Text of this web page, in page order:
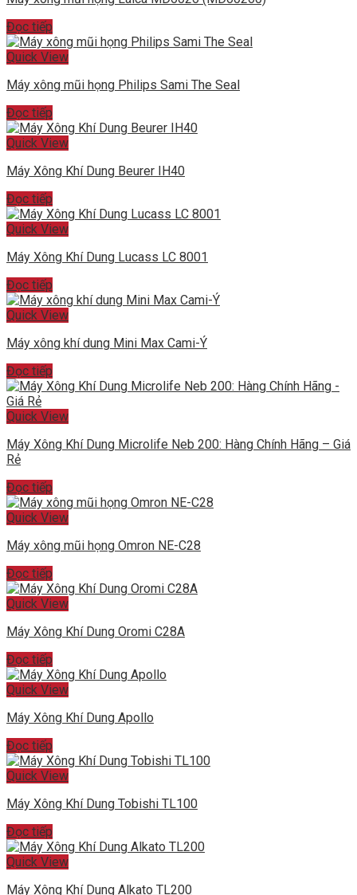
Đọc tiếp
Quick View
Máy xông mũi họng Philips Sami The Seal
Đọc tiếp
Quick View
Máy Xông Khí Dung Beurer IH40
Đọc tiếp
Quick View
Máy Xông Khí Dung Lucass LC 8001
Đọc tiếp
Quick View
Máy xông khí dung Mini Max Cami-Ý
Đọc tiếp
Quick View
Máy Xông Khí Dung Microlife Neb 200: Hàng Chính Hãng – Giá
Rẻ
Đọc tiếp
Quick View
Máy xông mũi họng Omron NE-C28
Đọc tiếp
Quick View
Máy Xông Khí Dung Oromi C28A
Đọc tiếp
Quick View
Máy Xông Khí Dung Apollo
Đọc tiếp
Quick View
Máy Xông Khí Dung Tobishi TL100
Đọc tiếp
Quick View
Máy Xông Khí Dung Alkato TL200